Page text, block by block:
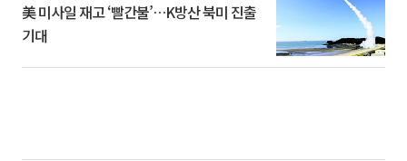
美 미사일 재고 ‘빨간불’…K방산 북미 진출
기대